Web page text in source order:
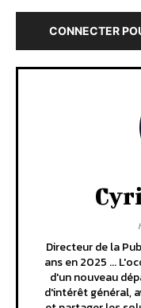
CONNECTER
Directeur de la
ans en 2025 ...
d'un nouveau
d'intérêt général,